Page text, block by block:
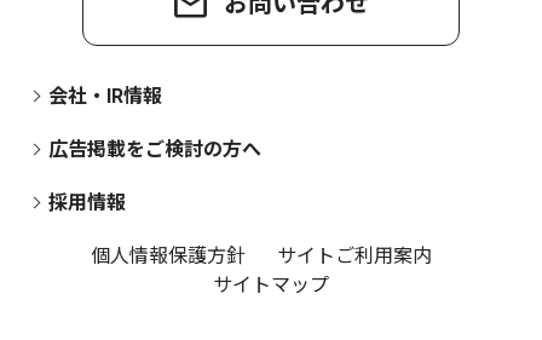
会社・IR情報
広告掲載をご検討の方へ
採用情報
個人情報保護方針
サイトご利用案内
サイトマップ